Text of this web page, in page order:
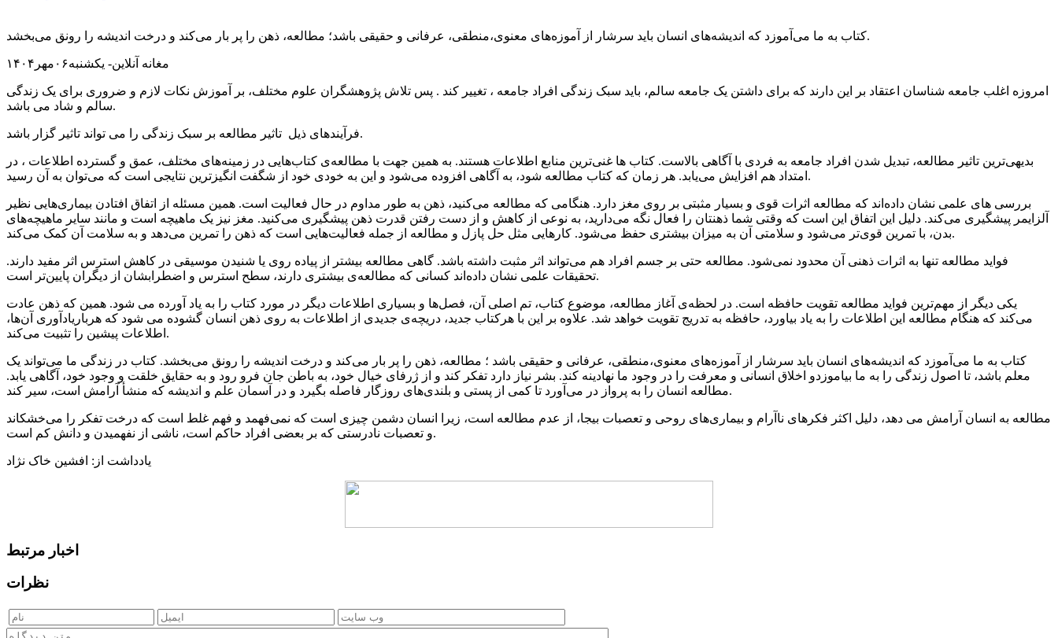
کتاب به ما می‌آموزد که اندیشه‌های انسان باید سرشار از آموزه‌های معنوی،منطقی، عرفانی و حقیقی باشد؛ مطالعه، ذهن را پر بار می‌کند و درخت اندیشه را رونق می‌بخشد.
مغانه آنلاین- یکشنبه۰۶مهر۱۴۰۴
امروزه اغلب جامعه شناسان اعتقاد بر این دارند که برای داشتن یک جامعه سالم، باید سبک زندگی افراد جامعه ، تغییر کند . پس تلاش پژوهشگران علوم مختلف، بر آموزش نکات لازم و ضروری برای یک زندگی
سالم و شاد می باشد.
فرآیندهای ذیل تاثیر مطالعه بر سبک زندگی را می تواند تاثیر گزار باشد.
بدیهی‌ترین تاثیر مطالعه، تبدیل شدن افراد جامعه به فردی با آگاهی بالاست. کتاب‌ ها غنی‌ترین منابع اطلاعات هستند. به همین جهت با مطالعه‌ی کتاب‌هایی در زمینه‌های مختلف، عمق و گسترده اطلاعات ، در
امتداد هم افزایش می‌یابد. هر زمان که کتاب مطالعه شود، به آگاهی افزوده می‌شود و این به خودی خود از شگفت انگیزترین نتایجی است که می‌توان به آن رسید.
بررسی های علمی نشان داده‌اند که مطالعه اثرات قوی و بسیار مثبتی بر روی مغز دارد. هنگامی که مطالعه می‌کنید، ذهن به طور مداوم در حال فعالیت است. همین مسئله از اتفاق افتادن بیماری‌هایی نظیر
آلزایمر پیشگیری می‌کند. دلیل این اتفاق این است که وقتی شما ذهنتان را فعال نگه می‌دارید، به نوعی از کاهش و از دست رفتن قدرت ذهن پیشگیری می‌کنید. مغز نیز یک ماهیچه است و مانند سایر ماهیچه‌های
بدن، با تمرین قوی‌تر می‌شود و سلامتی آن به میزان بیشتری حفظ می‌شود. کارهایی مثل حل پازل و مطالعه از جمله فعالیت‌هایی است که ذهن را تمرین می‌دهد و به سلامت آن کمک می‌کند.
فواید مطالعه تنها به اثرات ذهنی آن محدود نمی‌شود. مطالعه حتی بر جسم افراد هم می‌تواند اثر مثبت داشته باشد. گاهی مطالعه بیشتر از پیاده روی یا شنیدن موسیقی در کاهش استرس اثر مفید دارند.
تحقیقات علمی نشان داده‌اند کسانی که مطالعه‌ی بیشتری دارند، سطح استرس و اضطرابشان از دیگران پایین‌تر است.
یکی دیگر از مهم‌ترین فواید مطالعه تقویت حافظه است. در لحظه‌ی آغاز مطالعه، موضوع کتاب، تم اصلی آن، فصل‌ها و بسیاری اطلاعات دیگر در مورد کتاب را به یاد آورده می شود. همین که ذهن عادت
می‌کند که هنگام مطالعه این اطلاعات را به یاد بیاورد، حافظه به تدریج تقویت خواهد شد. علاوه بر این با هرکتاب جدید، دریچه‌ی جدیدی از اطلاعات به روی ذهن انسان گشوده می شود که هرباریادآوری آن‌ها،
اطلاعات پیشین را تثبیت می‌کند.
کتاب به ما می‌آموزد که اندیشه‌های انسان باید سرشار از آموزه‌های معنوی،منطقی، عرفانی و حقیقی باشد ؛ مطالعه، ذهن را پر بار می‌کند و درخت اندیشه را رونق می‌بخشد. کتاب در زندگی ما می‌تواند یک
معلم باشد، تا اصول زندگی را به ما بیاموزدو اخلاق انسانی و معرفت را در وجود ما نهادینه کند. بشر نیاز دارد تفکر کند و از ژرفای خیال خود، به باطن جان فرو رود و به حقایق خلقت و وجود خود، آگاهی یابد.
مطالعه انسان را به پرواز در می‌آورد تا کمی از پستی‌ و بلندی‌های روزگار فاصله بگیرد و در آسمان علم و اندیشه که منشأ آرامش است، سیر کند.
مطالعه به انسان آرامش می دهد، دلیل اکثر فکر‌های ناآرام و بیماری‌های روحی و تعصبات بیجا، از عدم مطالعه است، زیرا انسان دشمن چیزی است که نمی‌فهمد و فهم غلط است که درخت تفکر را می‌خشکاند
و تعصبات نادرستی که بر بعضی افراد حاکم است، ناشی از نفهمیدن و دانش کم است.
یادداشت از: افشین خاک نژاد
اخبار مرتبط
نظرات